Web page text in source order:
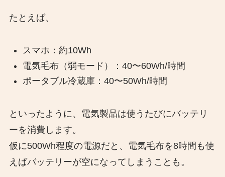
たとえば、
スマホ：約10Wh
電気毛布（弱モード）：40〜60Wh/時間
ポータブル冷蔵庫：40〜50Wh/時間
といったように、電気製品は使うたびにバッテリ
ーを消費します。
仮に500Wh程度の電源だと、電気毛布を8時間も使
えばバッテリーが空になってしまうことも。